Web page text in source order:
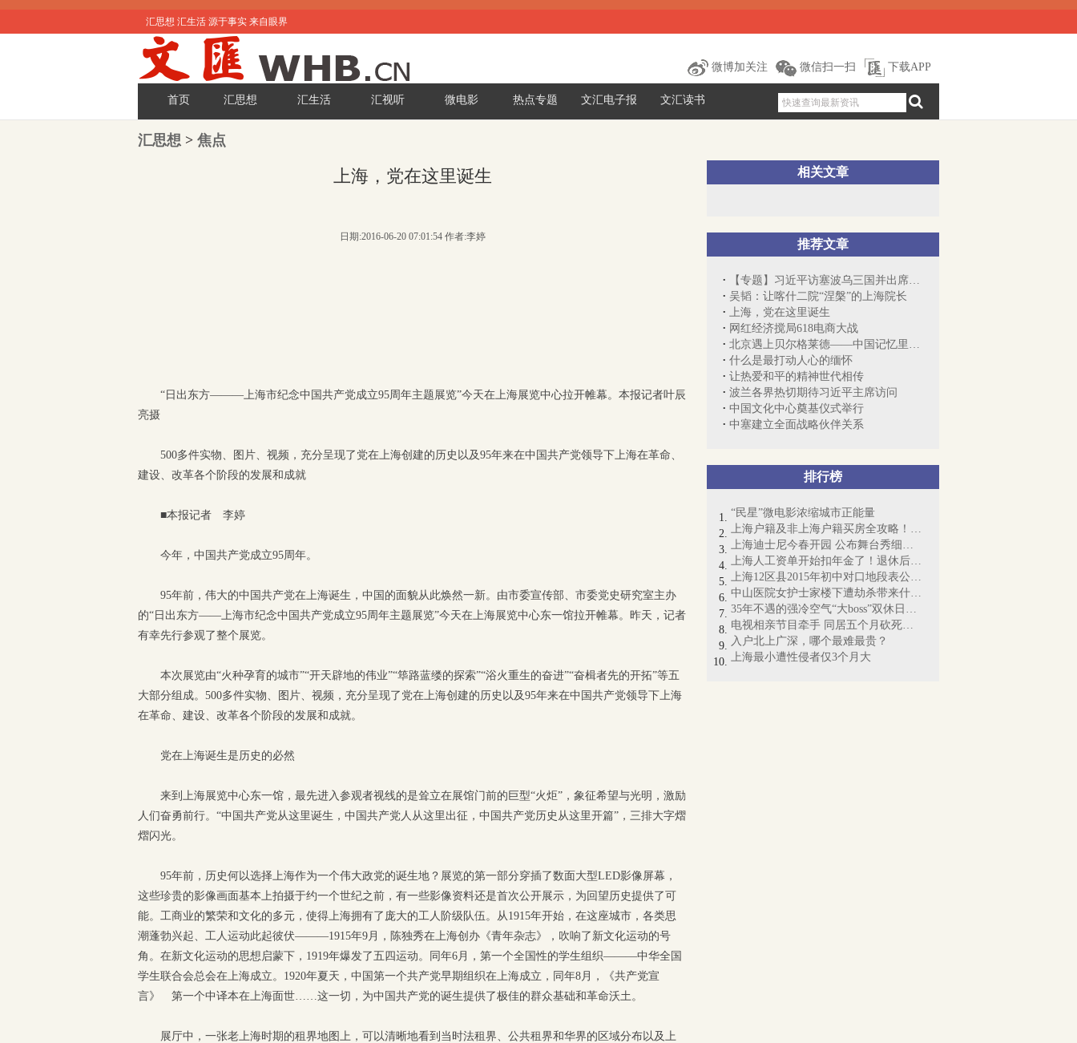
汇思想 汇生活 源于事实 来自眼界
微博加关注 微信扫一扫 下载APP
首页 汇思想 汇生活 汇视听 微电影 热点专题 文汇电子报 文汇读书
汇思想 > 焦点
相关文章
推荐文章
【专题】习近平访塞波乌三国并出席上合峰会
吴韬：让喀什二院“涅槃”的上海院长
上海，党在这里诞生
网红经济搅局618电商大战
北京遇上贝尔格莱德——中国记忆里的塞尔...
什么是最打动人心的缅怀
让热爱和平的精神世代相传
波兰各界热切期待习近平主席访问
中国文化中心奠基仪式举行
中塞建立全面战略伙伴关系
排行榜
“民星”微电影浓缩城市正能量
上海户籍及非上海户籍买房全攻略！必须收藏
上海迪士尼今春开园 公布舞台秀细节（附...
上海人工资单开始扣年金了！退休后能拿多...
上海12区县2015年初中对口地段表公布（附...
中山医院女护士家楼下遭劫杀带来什么警示
35年不遇的强冷空气“大boss”双休日登场
电视相亲节目牵手 同居五个月砍死女友
入户北上广深，哪个最难最贵？
上海最小遭性侵者仅3个月大
上海，党在这里诞生
日期:2016-06-20 07:01:54 作者:李婷
“日出东方———上海市纪念中国共产党成立95周年主题展览”今天在上海展览中心拉开帷幕。本报记者叶辰
亮摄
500多件实物、图片、视频，充分呈现了党在上海创建的历史以及95年来在中国共产党领导下上海在革命、
建设、改革各个阶段的发展和成就
■本报记者 李婷
今年，中国共产党成立95周年。
95年前，伟大的中国共产党在上海诞生，中国的面貌从此焕然一新。由市委宣传部、市委党史研究室主办
的“日出东方——上海市纪念中国共产党成立95周年主题展览”今天在上海展览中心东一馆拉开帷幕。昨天，记者
有幸先行参观了整个展览。
本次展览由“火种孕育的城市”“开天辟地的伟业”“筚路蓝缕的探索”“浴火重生的奋进”“奋楫者先的开拓”等五
大部分组成。500多件实物、图片、视频，充分呈现了党在上海创建的历史以及95年来在中国共产党领导下上海
在革命、建设、改革各个阶段的发展和成就。
党在上海诞生是历史的必然
来到上海展览中心东一馆，最先进入参观者视线的是耸立在展馆门前的巨型“火炬”，象征希望与光明，激励
人们奋勇前行。“中国共产党从这里诞生，中国共产党人从这里出征，中国共产党历史从这里开篇”，三排大字熠
熠闪光。
95年前，历史何以选择上海作为一个伟大政党的诞生地？展览的第一部分穿插了数面大型LED影像屏幕，
这些珍贵的影像画面基本上拍摄于约一个世纪之前，有一些影像资料还是首次公开展示，为回望历史提供了可
能。工商业的繁荣和文化的多元，使得上海拥有了庞大的工人阶级队伍。从1915年开始，在这座城市，各类思
潮蓬勃兴起、工人运动此起彼伏———1915年9月，陈独秀在上海创办《青年杂志》，吹响了新文化运动的号
角。在新文化运动的思想启蒙下，1919年爆发了五四运动。同年6月，第一个全国性的学生组织———中华全国
学生联合会总会在上海成立。1920年夏天，中国第一个共产党早期组织在上海成立，同年8月，《共产党宣
言》 第一个中译本在上海面世……这一切，为中国共产党的诞生提供了极佳的群众基础和革命沃土。
展厅中，一张老上海时期的租界地图上，可以清晰地看到当时法租界、公共租界和华界的区域分布以及上